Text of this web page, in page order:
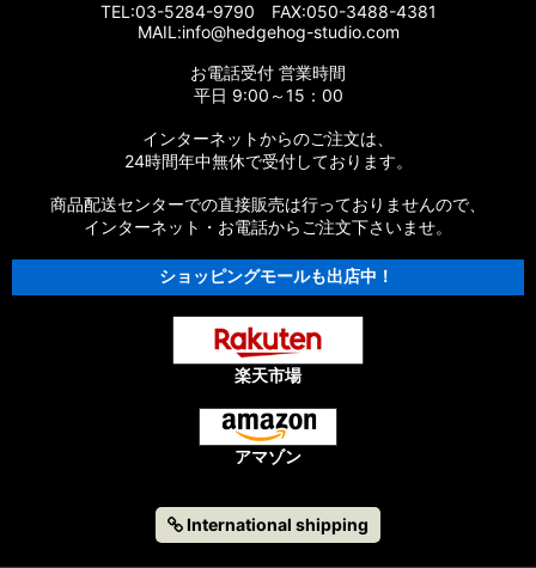
TEL:03-5284-9790 FAX:050-3488-4381
MAIL:info@hedgehog-studio.com
お電話受付 営業時間
平日 9:00～15：00
インターネットからのご注文は、
24時間年中無休で受付しております。
商品配送センターでの直接販売は行っておりませんので、
インターネット・お電話からご注文下さいませ。
ショッピングモールも出店中！
楽天市場
アマゾン
International shipping